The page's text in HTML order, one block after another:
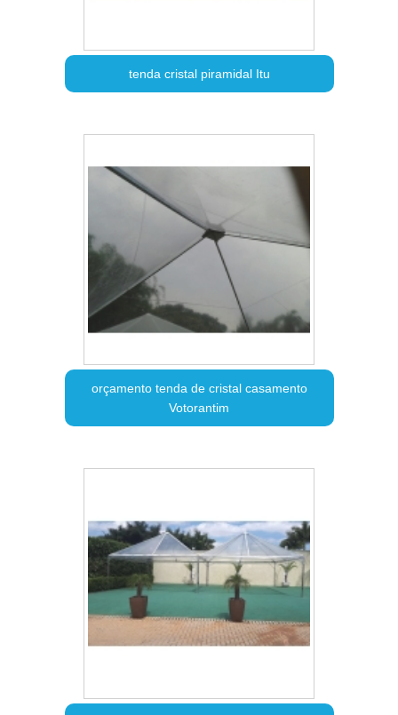
tenda cristal piramidal Itu
orçamento tenda de cristal casamento
Votorantim